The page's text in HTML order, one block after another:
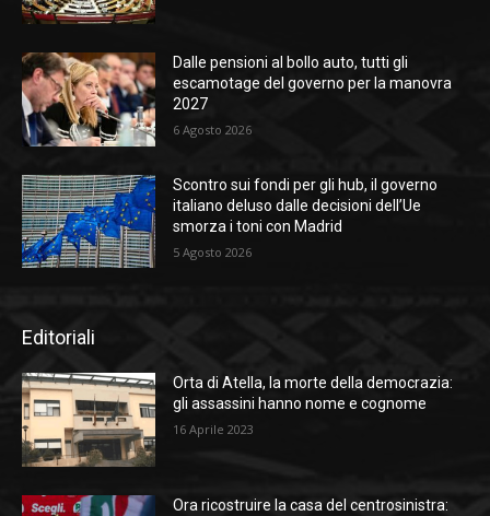
Dalle pensioni al bollo auto, tutti gli
escamotage del governo per la manovra
2027
6 Agosto 2026
Scontro sui fondi per gli hub, il governo
italiano deluso dalle decisioni dell’Ue
smorza i toni con Madrid
5 Agosto 2026
Editoriali
Orta di Atella, la morte della democrazia:
gli assassini hanno nome e cognome
16 Aprile 2023
Ora ricostruire la casa del centrosinistra: